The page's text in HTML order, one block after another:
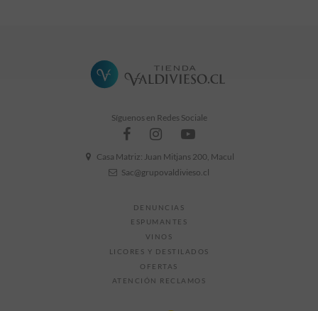
Síguenos en Redes Sociale
Casa Matriz: Juan Mitjans 200, Macul
Sac@grupovaldivieso.cl
DENUNCIAS
ESPUMANTES
VINOS
LICORES Y DESTILADOS
OFERTAS
ATENCIÓN RECLAMOS